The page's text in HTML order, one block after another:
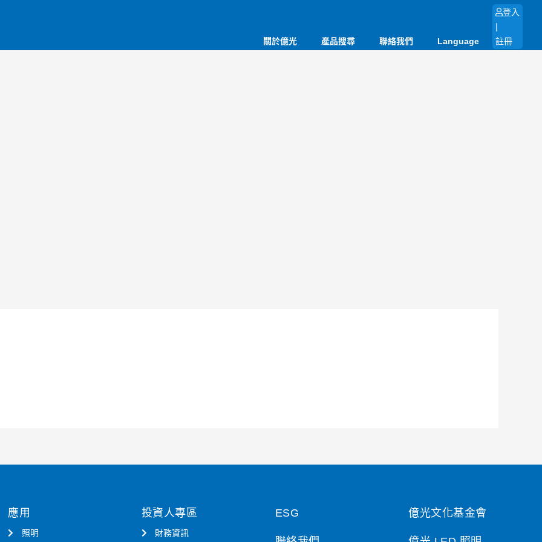
關於億光 產品搜尋 聯絡我們 Language
登入
|
註冊
應用
照明
投資人專區
財務資訊
ESG 億光文化基金會